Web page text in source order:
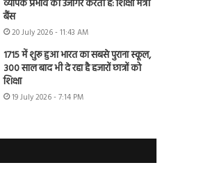
व्यापक प्रभाव को उजागर करती है: शिक्षा मंत्री
बैंस
20 July 2026 - 11:43 AM
1715 में शुरू हुआ भारत का सबसे पुराना स्कूल,
300 साल बाद भी दे रहा है हजारों छात्रों को
शिक्षा
19 July 2026 - 7:14 PM